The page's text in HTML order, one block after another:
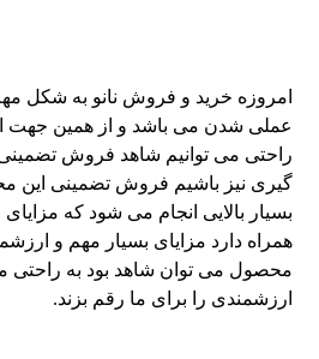
امروزه خرید و فروش نانو به شکل
عملی شدن می باشد و از همین جهت
راحتی می توانیم شاهد فروش
گیری نیز باشیم فروش تضمینی این
بسیار بالایی انجام می شود که
همراه دارد مزایای بسیار مهم و
محصول می توان شاهد بود به راحتی
ارزشمندی را برای ما رقم بزند.